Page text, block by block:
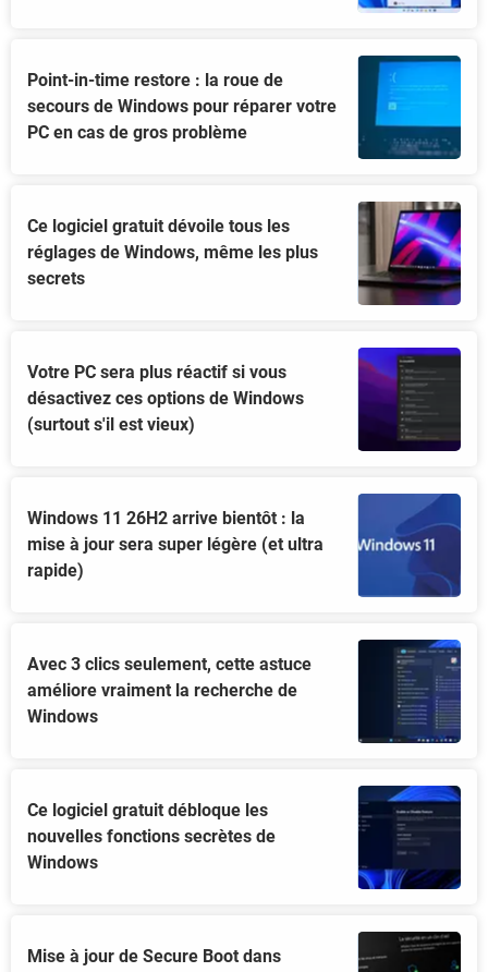
Point-in-time restore : la roue de
secours de Windows pour réparer votre
PC en cas de gros problème
Ce logiciel gratuit dévoile tous les
réglages de Windows, même les plus
secrets
Votre PC sera plus réactif si vous
désactivez ces options de Windows
(surtout s'il est vieux)
Windows 11 26H2 arrive bientôt : la
mise à jour sera super légère (et ultra
rapide)
Avec 3 clics seulement, cette astuce
améliore vraiment la recherche de
Windows
Ce logiciel gratuit débloque les
nouvelles fonctions secrètes de
Windows
Mise à jour de Secure Boot dans